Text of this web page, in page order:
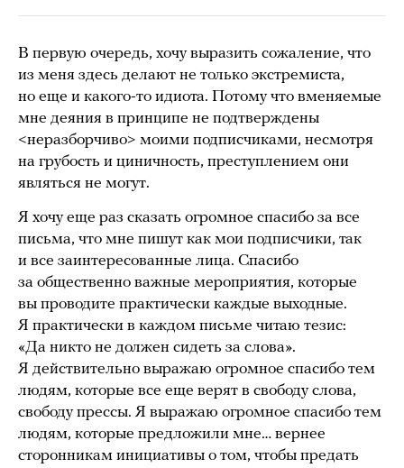
В первую очередь, хочу выразить сожаление, что
из меня здесь делают не только экстремиста,
но еще и какого-то идиота. Потому что вменяемые
мне деяния в принципе не подтверждены
<неразборчиво> моими подписчиками, несмотря
на грубость и циничность, преступлением они
являться не могут.
Я хочу еще раз сказать огромное спасибо за все
письма, что мне пишут как мои подписчики, так
и все заинтересованные лица. Спасибо
за общественно важные мероприятия, которые
вы проводите практически каждые выходные.
Я практически в каждом письме читаю тезис:
«Да никто не должен сидеть за слова».
Я действительно выражаю огромное спасибо тем
людям, которые все еще верят в свободу слова,
свободу прессы. Я выражаю огромное спасибо тем
людям, которые предложили мне… вернее
сторонникам инициативы о том, чтобы предать